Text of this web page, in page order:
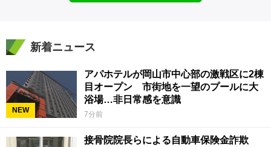
新着ニュース
NEW
アパホテルが岡山市中心部の激戦区に2棟
目オープン 市街地を一望のプールに大
浴場…非日常感を意識
7分前
接骨院院長らによる自動車保険金詐欺